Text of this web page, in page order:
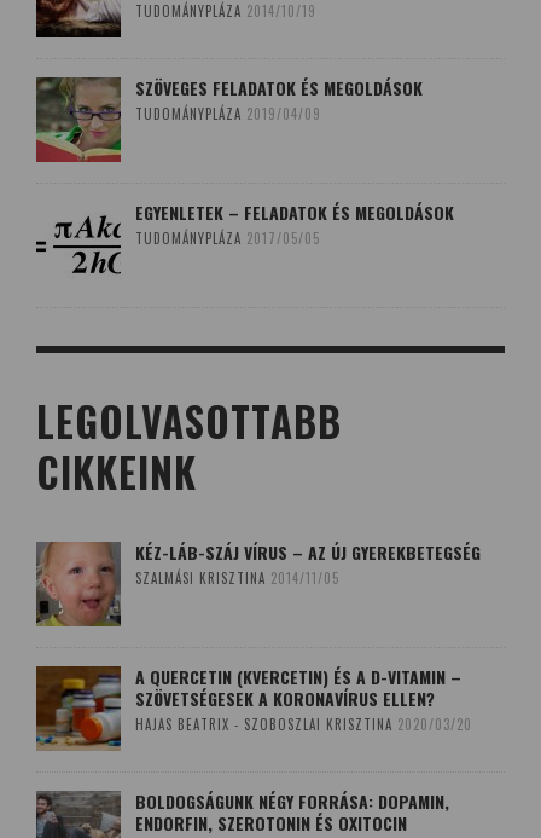
TUDOMÁNYPLÁZA 2014/10/19
SZÖVEGES FELADATOK ÉS MEGOLDÁSOK
TUDOMÁNYPLÁZA 2019/04/09
EGYENLETEK – FELADATOK ÉS MEGOLDÁSOK
TUDOMÁNYPLÁZA 2017/05/05
LEGOLVASOTTABB
CIKKEINK
KÉZ-LÁB-SZÁJ VÍRUS – AZ ÚJ GYEREKBETEGSÉG
SZALMÁSI KRISZTINA 2014/11/05
A QUERCETIN (KVERCETIN) ÉS A D-VITAMIN –
SZÖVETSÉGESEK A KORONAVÍRUS ELLEN?
HAJAS BEATRIX - SZOBOSZLAI KRISZTINA 2020/03/20
BOLDOGSÁGUNK NÉGY FORRÁSA: DOPAMIN,
ENDORFIN, SZEROTONIN ÉS OXITOCIN